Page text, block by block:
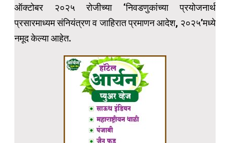
ऑक्टोबर २०२५ रोजीच्या ‘निवडणुकांच्या प्रयोजनार्थ
प्रसारमाध्यम संनियंत्रण व जाहिरात प्रमाणन आदेश, २०२५’मध्ये
नमूद केल्या आहेत.